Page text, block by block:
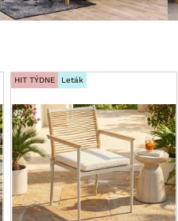
HIT TÝDNE Leták